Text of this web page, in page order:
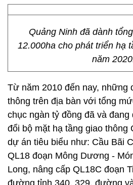
Quảng Ninh đã dành
12.000ha cho phát triển hạ
năm
Từ năm 2010 đến nay, những
thông trên địa bàn với tổng
chục ngàn tỷ đồng đã và
đổi bộ mặt hạ tầng giao thông
dự án tiêu biểu như: Cầu Bãi
QL18 đoạn Mông Dương -
Long, nâng cấp QL18C đoạn
đường tỉnh 340, 329, đường